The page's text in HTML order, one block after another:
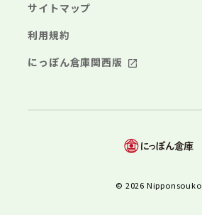
サイトマップ
利用規約
にっぽん倉庫関西版
© 2026 Nipponsouko